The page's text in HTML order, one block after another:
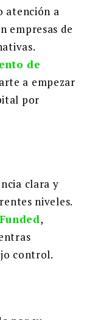
atención a
empresas de
de
a empezar
por
clara y
niveles.
,
control.